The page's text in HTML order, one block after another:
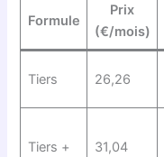
Formule
Prix
(€/mois)
Tiers 26,26
Tiers + 31,04